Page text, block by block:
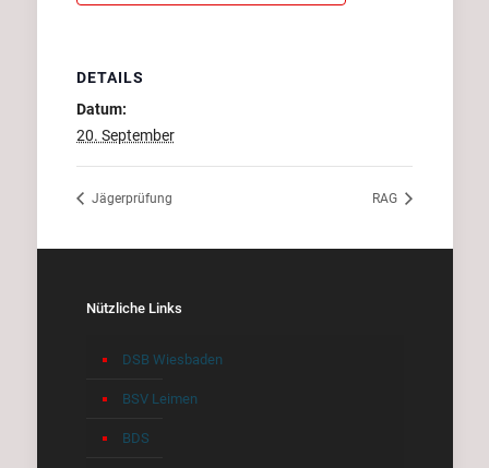
DETAILS
Datum:
20. September
Jägerprüfung RAG
Nützliche Links
DSB Wiesbaden
BSV Leimen
BDS